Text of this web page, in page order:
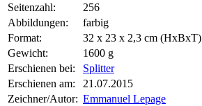
Seitenzahl:
256
Abbildungen:
farbig
Format:
32 x 23 x 2,3 cm (HxBxT)
Gewicht:
1600 g
Erschienen bei:
Splitter
Erschienen am:
21.07.2015
Zeichner/Autor: Emmanuel Lepage